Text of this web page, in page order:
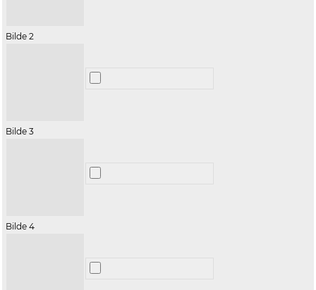
Bilde 2
Bilde 3
Bilde 4